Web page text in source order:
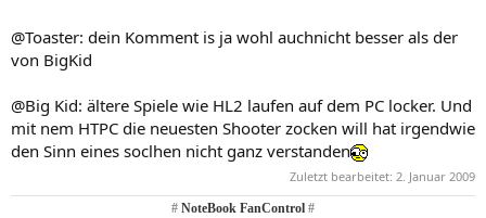
@Toaster: dein Komment is ja wohl auchnicht besser als der
von BigKid
@Big Kid: ältere Spiele wie HL2 laufen auf dem PC locker. Und
mit nem HTPC die neuesten Shooter zocken will hat irgendwie
den Sinn eines soclhen nicht ganz verstanden
Zuletzt bearbeitet: 2. Januar 2009
# NoteBook FanControl #